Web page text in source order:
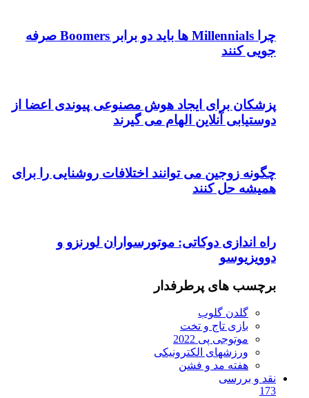
چرا Millennials ها باید دو برابر Boomers صرفه
جویی کنند
پزشکان برای ایجاد هوش مصنوعی پیوندی اعضا از
دوستیابی آنلاین الهام می گیرند
چگونه زوجین می توانند اختلافات روشنایی را برای
همیشه حل کنند
راه اندازی دوکاتی: موتورسواران لورنزو و
دوویزیوسو
برچسب های پرطرفدار
گلدن گلوب
بازی تاج و تخت
موتوجی پی 2022
ورزشهای الکترونیکی
هفته مد و فشن
نقد و بررسی
173